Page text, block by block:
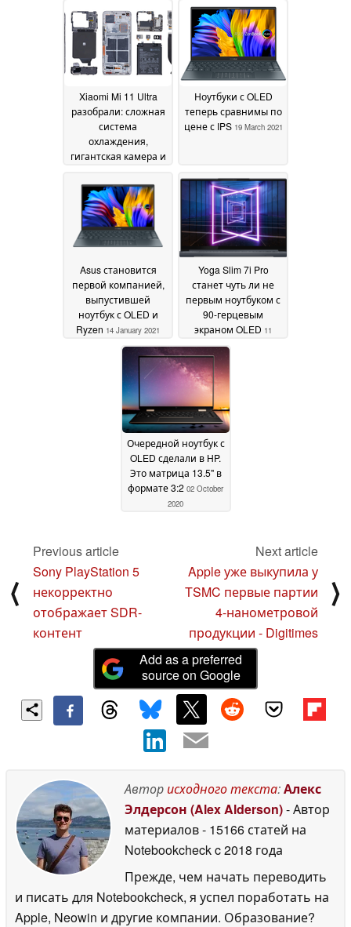
Xiaomi Mi 11 Ultra
разобрали: сложная
система
охлаждения,
гигантская камера и
ремонтопригодность
03 April 2021
Ноутбуки с OLED
теперь сравнимы по
цене с IPS 19 March 2021
Asus становится
первой компанией,
выпустившей
ноутбук с OLED и
Ryzen 14 January 2021
Yoga Slim 7i Pro
станет чуть ли не
первым ноутбуком с
90-герцевым
экраном OLED 11
January 2021
Очередной ноутбук с
OLED сделали в HP.
Это матрица 13.5" в
формате 3:2 02 October
2020
⟨
Previous article
Sony PlayStation 5
некорректно
отображает SDR-
контент
Next article
Apple уже выкупила у
TSMC первые партии
4-нанометровой
продукции - Digitimes
⟩
Add as a preferred
source on Google
Авторисходного текста:Алекс
Элдерсон (Alex Alderson)- Автор
материалов- 15166 статей на
Notebookcheckc 2018 года
Прежде, чем начать переводить
и писать для Notebookcheck, я успел поработать на
Apple, Neowin и другие компании. Образование?